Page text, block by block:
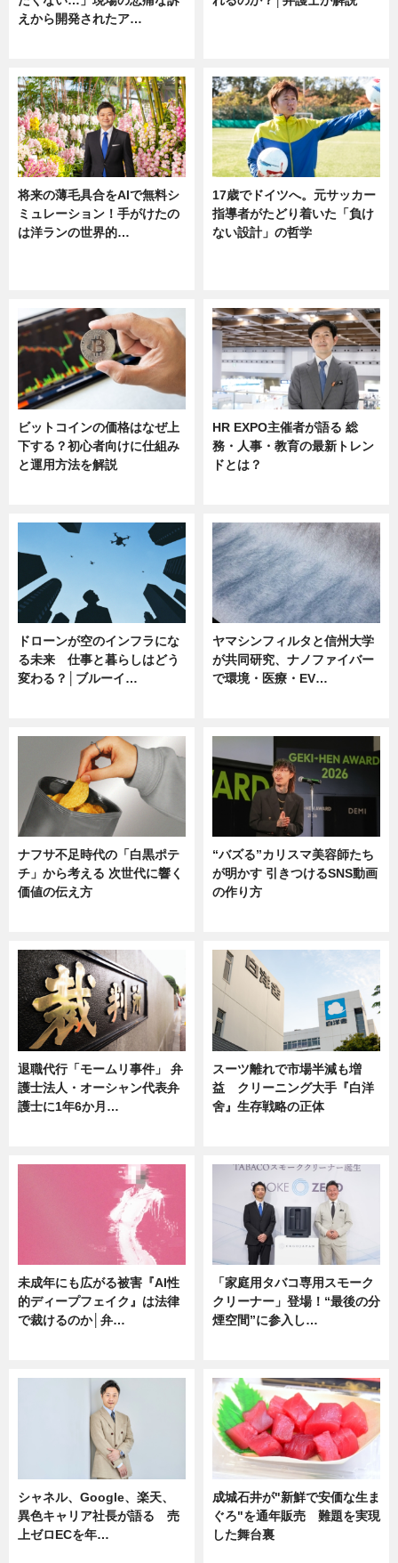
えから開発されたア…
将来の薄毛具合をAIで無料シ
ミュレーション！手がけたの
は洋ランの世界的…
17歳でドイツへ。元サッカー
指導者がたどり着いた「負け
ない設計」の哲学
ビットコインの価格はなぜ上
下する？初心者向けに仕組み
と運用方法を解説
HR EXPO主催者が語る 総
務・人事・教育の最新トレン
ドとは？
ドローンが空のインフラにな
る未来 仕事と暮らしはどう
変わる？│ブルーイ…
ヤマシンフィルタと信州大学
が共同研究、ナノファイバー
で環境・医療・EV…
ナフサ不足時代の「白黒ポテ
チ」から考える 次世代に響く
価値の伝え方
“バズる”カリスマ美容師たち
が明かす 引きつけるSNS動画
の作り方
退職代行「モームリ事件」 弁
護士法人・オーシャン代表弁
護士に1年6か月…
スーツ離れで市場半減も増
益 クリーニング大手『白洋
舍』生存戦略の正体
未成年にも広がる被害『AI性
的ディープフェイク』は法律
で裁けるのか│弁…
「家庭用タバコ専用スモーク
クリーナー」登場！“最後の分
煙空間”に参入し…
シャネル、Google、楽天、
異色キャリア社長が語る 売
上ゼロECを年…
成城石井が"新鮮で安価な生ま
ぐろ"を通年販売 難題を実現
した舞台裏